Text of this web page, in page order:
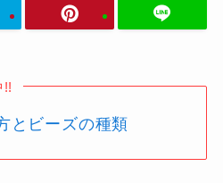
!!
とビーズの種類